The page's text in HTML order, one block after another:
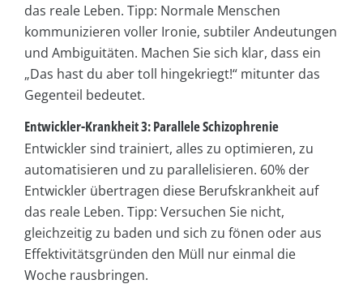
das reale Leben. Tipp: Normale Menschen
kommunizieren voller Ironie, subtiler Andeutungen
und Ambiguitäten. Machen Sie sich klar, dass ein
„Das hast du aber toll hingekriegt!“ mitunter das
Gegenteil bedeutet.
Entwickler-Krankheit 3: Parallele Schizophrenie
Entwickler sind trainiert, alles zu optimieren, zu
automatisieren und zu parallelisieren. 60% der
Entwickler übertragen diese Berufskrankheit auf
das reale Leben. Tipp: Versuchen Sie nicht,
gleichzeitig zu baden und sich zu fönen oder aus
Effektivitätsgründen den Müll nur einmal die
Woche rausbringen.